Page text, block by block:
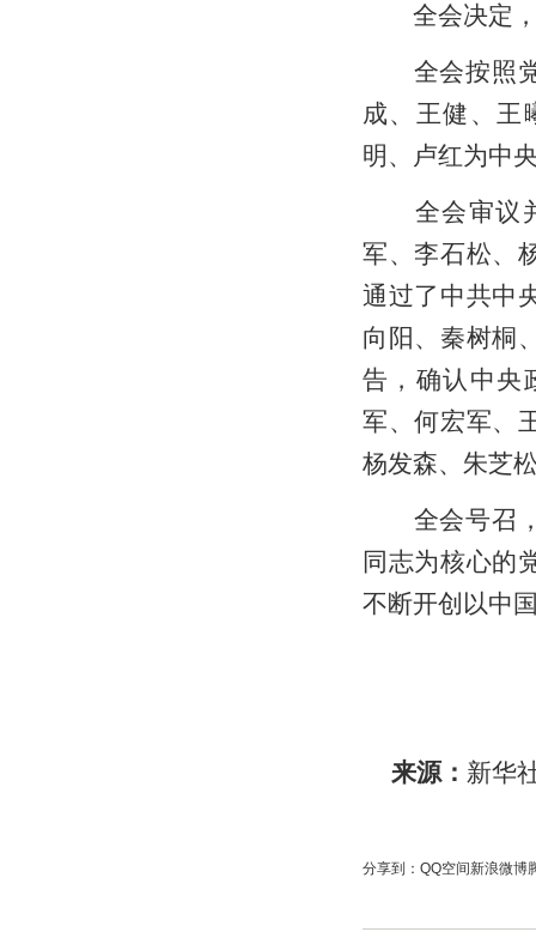
全会决定，
全会按照党
成、王健、王
明、卢红为中
全会审议并
军、李石松、
通过了中共中
向阳、秦树桐
告，确认中央
军、何宏军、
杨发森、朱芝
全会号召，
同志为核心的
不断开创以中
来源： 新华
分享到： QQ空间新浪微博